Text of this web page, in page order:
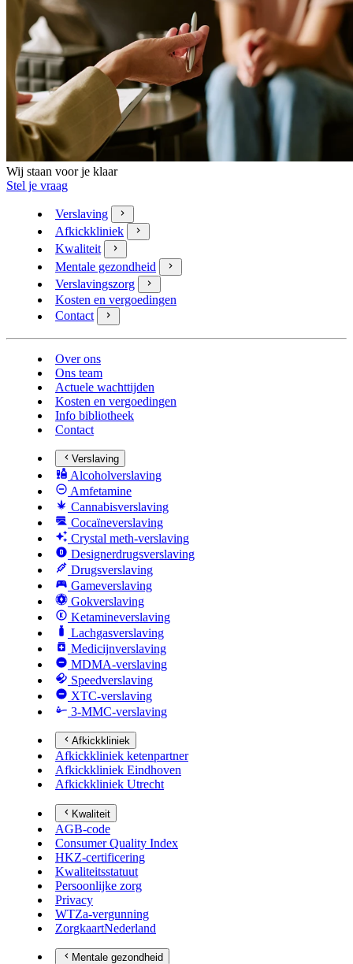
Wij staan voor je klaar
Stel je vraag
Verslaving
Afkickkliniek
Kwaliteit
Mentale gezondheid
Verslavingszorg
Kosten en vergoedingen
Contact
Over ons
Ons team
Actuele wachttijden
Kosten en vergoedingen
Info bibliotheek
Contact
Verslaving
Alcoholverslaving
Amfetamine
Cannabisverslaving
Cocaïneverslaving
Crystal meth-verslaving
Designerdrugsverslaving
Drugsverslaving
Gameverslaving
Gokverslaving
Ketamineverslaving
Lachgasverslaving
Medicijnverslaving
MDMA-verslaving
Speedverslaving
XTC-verslaving
3-MMC-verslaving
Afkickkliniek
Afkickkliniek ketenpartner
Afkickkliniek Eindhoven
Afkickkliniek Utrecht
Kwaliteit
AGB-code
Consumer Quality Index
HKZ-certificering
Kwaliteitsstatuut
Persoonlijke zorg
Privacy
WTZa-vergunning
ZorgkaartNederland
Mentale gezondheid